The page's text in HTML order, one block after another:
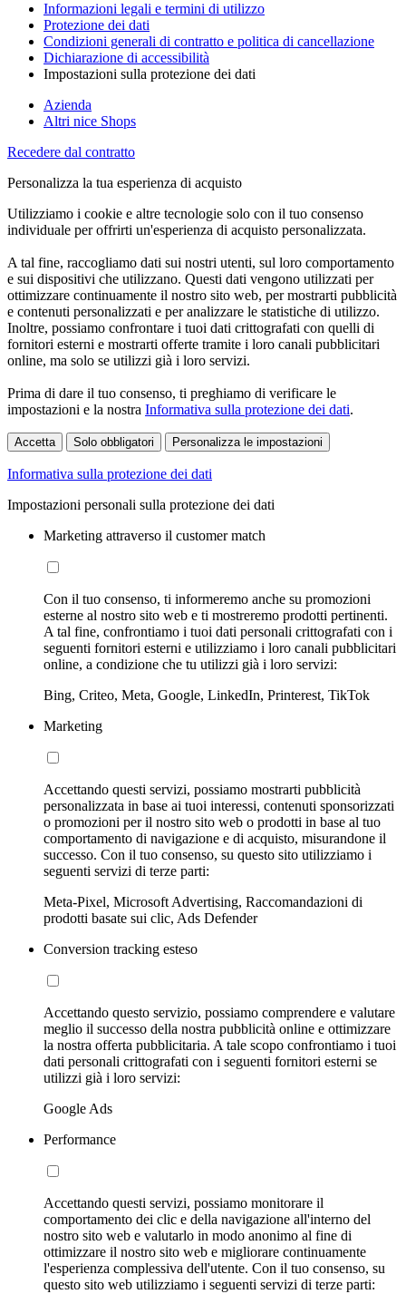
Informazioni legali e termini di utilizzo
Protezione dei dati
Condizioni generali di contratto e politica di cancellazione
Dichiarazione di accessibilità
Impostazioni sulla protezione dei dati
Azienda
Altri nice Shops
Recedere dal contratto
Personalizza la tua esperienza di acquisto
Utilizziamo i cookie e altre tecnologie solo con il tuo consenso
individuale per offrirti un'esperienza di acquisto personalizzata.
A tal fine, raccogliamo dati sui nostri utenti, sul loro comportamento
e sui dispositivi che utilizzano. Questi dati vengono utilizzati per
ottimizzare continuamente il nostro sito web, per mostrarti pubblicità
e contenuti personalizzati e per analizzare le statistiche di utilizzo.
Inoltre, possiamo confrontare i tuoi dati crittografati con quelli di
fornitori esterni e mostrarti offerte tramite i loro canali pubblicitari
online, ma solo se utilizzi già i loro servizi.
Prima di dare il tuo consenso, ti preghiamo di verificare le
impostazioni e la nostra Informativa sulla protezione dei dati.
Accetta Solo obbligatori Personalizza le impostazioni
Informativa sulla protezione dei dati
Impostazioni personali sulla protezione dei dati
Marketing attraverso il customer match
Con il tuo consenso, ti informeremo anche su promozioni
esterne al nostro sito web e ti mostreremo prodotti pertinenti.
A tal fine, confrontiamo i tuoi dati personali crittografati con i
seguenti fornitori esterni e utilizziamo i loro canali pubblicitari
online, a condizione che tu utilizzi già i loro servizi:
Bing, Criteo, Meta, Google, LinkedIn, Printerest, TikTok
Marketing
Accettando questi servizi, possiamo mostrarti pubblicità
personalizzata in base ai tuoi interessi, contenuti sponsorizzati
o promozioni per il nostro sito web o prodotti in base al tuo
comportamento di navigazione e di acquisto, misurandone il
successo. Con il tuo consenso, su questo sito utilizziamo i
seguenti servizi di terze parti:
Meta-Pixel, Microsoft Advertising, Raccomandazioni di
prodotti basate sui clic, Ads Defender
Conversion tracking esteso
Accettando questo servizio, possiamo comprendere e valutare
meglio il successo della nostra pubblicità online e ottimizzare
la nostra offerta pubblicitaria. A tale scopo confrontiamo i tuoi
dati personali crittografati con i seguenti fornitori esterni se
utilizzi già i loro servizi:
Google Ads
Performance
Accettando questi servizi, possiamo monitorare il
comportamento dei clic e della navigazione all'interno del
nostro sito web e valutarlo in modo anonimo al fine di
ottimizzare il nostro sito web e migliorare continuamente
l'esperienza complessiva dell'utente. Con il tuo consenso, su
questo sito web utilizziamo i seguenti servizi di terze parti: